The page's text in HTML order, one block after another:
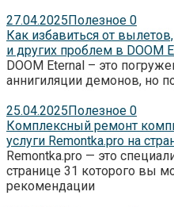
27.04.2025Полезное 0
Как избавиться от
и других проблем в DOOM
DOOM Eternal – это
аннигиляции демонов, но
25.04.2025Полезное 0
Комплексный ремонт
услуги Remontka.pro на
Remontka.pro — это
странице 31 которого вы
рекомендации